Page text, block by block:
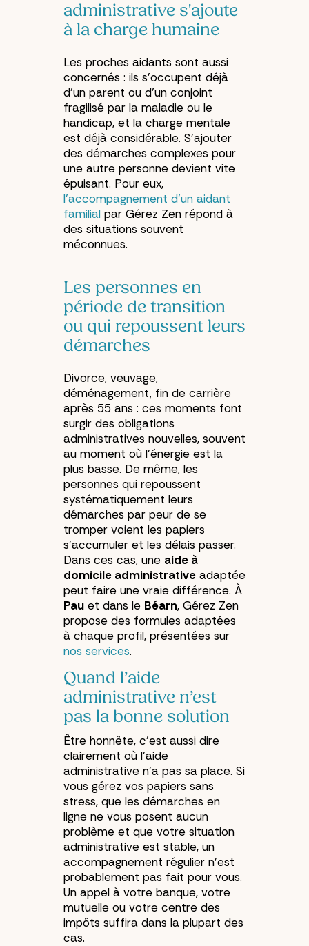
administrative s'ajoute
à la charge humaine
Les proches aidants sont aussi
concernés : ils s'occupent déjà
d'un parent ou d'un conjoint
fragilisé par la maladie ou le
handicap, et la charge mentale
est déjà considérable. S'ajouter
des démarches complexes pour
une autre personne devient vite
épuisant. Pour eux,
l'accompagnement d'un aidant
familial par Gérez Zen répond à
des situations souvent
méconnues.
Les personnes en
période de transition
ou qui repoussent leurs
démarches
Divorce, veuvage,
déménagement, fin de carrière
après 55 ans : ces moments font
surgir des obligations
administratives nouvelles, souvent
au moment où l’énergie est la
plus basse. De même, les
personnes qui repoussent
systématiquement leurs
démarches par peur de se
tromper voient les papiers
s’accumuler et les délais passer.
Dans ces cas, une aide à
domicile administrative adaptée
peut faire une vraie différence. À
Pau et dans le Béarn, Gérez Zen
propose des formules adaptées
à chaque profil, présentées sur
nos services.
Quand l’aide
administrative n’est
pas la bonne solution
Être honnête, c’est aussi dire
clairement où l’aide
administrative n’a pas sa place. Si
vous gérez vos papiers sans
stress, que les démarches en
ligne ne vous posent aucun
problème et que votre situation
administrative est stable, un
accompagnement régulier n’est
probablement pas fait pour vous.
Un appel à votre banque, votre
mutuelle ou votre centre des
impôts suffira dans la plupart des
cas.